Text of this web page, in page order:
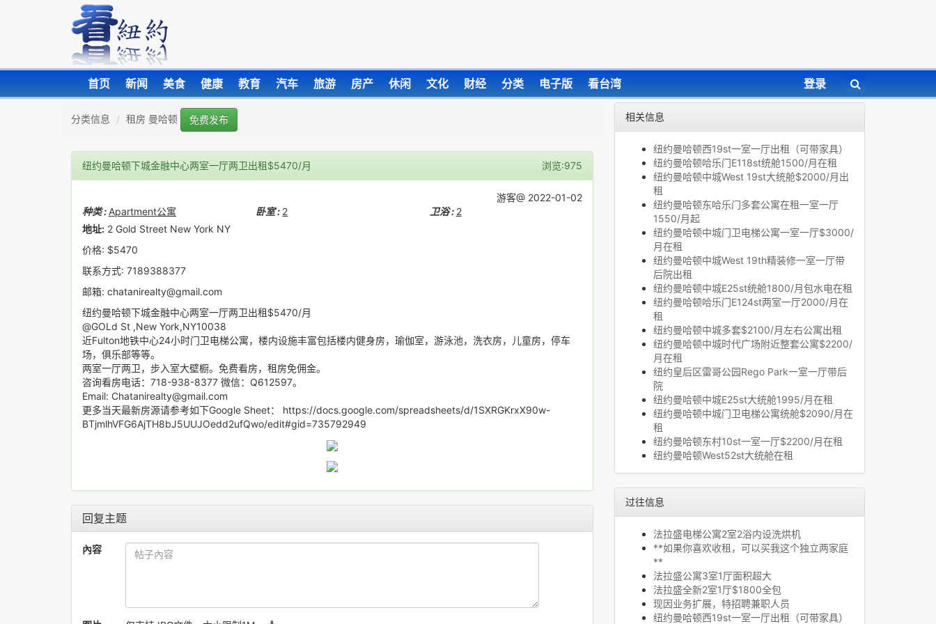
首页 新闻 美食 健康 教育 汽车 旅游 房产 休闲 文化 财经 分类 电子版 看台湾 登录
分类信息 租房 曼哈顿 免费发布
纽约曼哈顿下城金融中心两室一厅两卫出租$5470/月 浏览:975
游客@ 2022-01-02
种类 : Apartment公寓 卧室 : 2 卫浴 : 2
地址: 2 Gold Street New York NY
价格: $5470
联系方式: 7189388377
邮箱: chatanirealty@gmail.com
纽约曼哈顿下城金融中心两室一厅两卫出租$5470/月
@GOLd St ,New York,NY10038
近Fulton地铁中心24小时门卫电梯公寓，楼内设施丰富包括楼内健身房，瑜伽室，游泳池，洗衣房，儿童房，停车
场，俱乐部等等。
两室一厅两卫，步入室大壁橱。免费看房，租房免佣金。
咨询看房电话：718-938-8377 微信：Q612597。
Email: Chatanirealty@gmail.com
更多当天最新房源请参考如下Google Sheet： https://docs.google.com/spreadsheets/d/1SXRGKrxX90w-
BTjmlhVFG6AjTH8bJ5UUJOedd2ufQwo/edit#gid=735792949
回复主题
內容
相关信息
纽约曼哈顿西19st一室一厅出租（可带家具）
纽约曼哈顿哈乐门E118st统舱1500/月在租
纽约曼哈顿中城West 19st大统舱$2000/月出
租
纽约曼哈顿东哈乐门多套公寓在租一室一厅
1550/月起
纽约曼哈顿中城门卫电梯公寓一室一厅$3000/
月在租
纽约曼哈顿中城West 19th精装修一室一厅带
后院出租
纽约曼哈顿中城E25st统舱1800/月包水电在租
纽约曼哈顿哈乐门E124st两室一厅2000/月在
租
纽约曼哈顿中城多套$2100/月左右公寓出租
纽约曼哈顿中城时代广场附近整套公寓$2200/
月在租
纽约皇后区雷哥公园Rego Park一室一厅带后
院
纽约曼哈顿中城E25st大统舱1995/月在租
纽约曼哈顿中城门卫电梯公寓统舱$2090/月在
租
纽约曼哈顿东村10st一室一厅$2200/月在租
纽约曼哈顿West52st大统舱在租
过往信息
法拉盛电梯公寓2室2浴内设洗烘机
**如果你喜欢收租，可以买我这个独立两家庭
**
法拉盛公寓3室1厅面积超大
法拉盛全新2室1厅$1800全包
现因业务扩展，特招聘兼职人员
纽约曼哈顿西19st一室一厅出租（可带家具）